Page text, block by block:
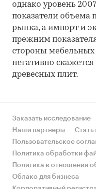
однако уровень
показатели объема
рынка, а импорт и
прежним
стороны мебельных
негативно
древесных плит.
Заказать исследование
Наши партнеры
Стать
Пользовательское
Политика обработки
Политика в отношении
Облако для бизнеса